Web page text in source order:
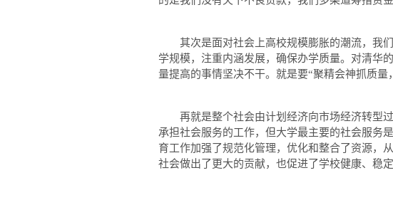
其次是面对社会上高校规模膨胀的潮流，我们
学规模，注重内涵发展，确保办学质量。对清华
量提高的事情坚决不干。就是要“聚精会神抓质量
再就是整个社会由计划经济向市场经济转型过
承担社会服务的工作，但大学最主要的社会服务
育工作加强了规范化管理，优化和整合了资源，
社会做出了更大的贡献，也促进了学校健康、稳定